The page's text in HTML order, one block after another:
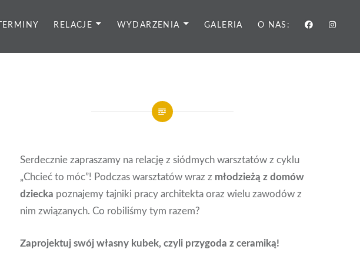
TERMINY RELACJE WYDARZENIA GALERIA O NAS:
Serdecznie zapraszamy na relację z siódmych warsztatów z cyklu
„Chcieć to móc”! Podczas warsztatów wraz z młodzieżą z domów
dziecka poznajemy tajniki pracy architekta oraz wielu zawodów z
nim związanych. Co robiliśmy tym razem?
Zaprojektuj swój własny kubek, czyli przygoda z ceramiką!